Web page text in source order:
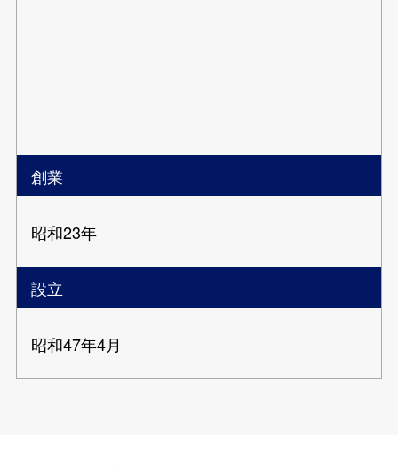
創業
昭和23年
設立
昭和47年4月